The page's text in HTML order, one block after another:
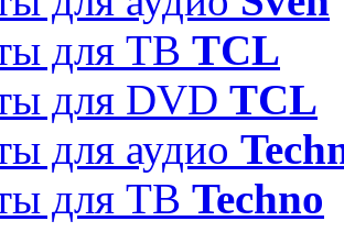
для ТВ TCL
для DVD TCL
для аудио
для ТВ Techno